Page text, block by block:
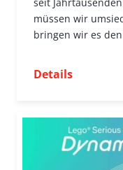
müssen wir
bringen wir es
Details